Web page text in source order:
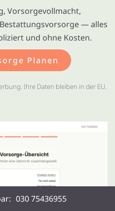
Vorsorgevollmacht,
— alles
und ohne Kosten.
Planen
Ihre Daten bleiben in der EU.
030 75436955